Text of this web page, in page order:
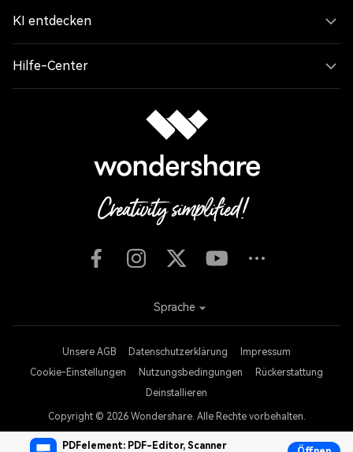
PDFelement: PDF-Editor, Scanner
KI entdecken
Hilfe-Center
Unsere AGB Datenschutzerklärung
Impressum
Cookie-Einstellungen
Nutzungsbedingungen
Rückerstattung
Deinstallieren
Copyright © 2026 Wondershare. Alle Rechte vorbehalten.
Sprache